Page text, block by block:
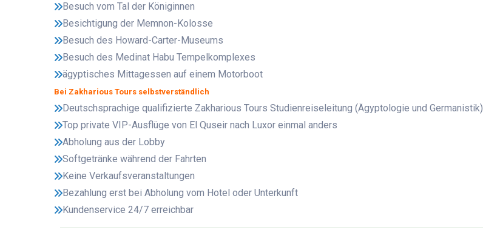
Besuch vom Tal der Königinnen
Besichtigung der Memnon-Kolosse
Besuch des Howard-Carter-Museums
Besuch des Medinat Habu Tempelkomplexes
ägyptisches Mittagessen auf einem Motorboot
Bei Zakharious Tours selbstverständlich
Deutschsprachige qualifizierte Zakharious Tours Studienreiseleitung (Ägyptologie und Germanistik)
Top private VIP-Ausflüge von El Quseir nach Luxor einmal anders
Abholung aus der Lobby
Softgetränke während der Fahrten
Keine Verkaufsveranstaltungen
Bezahlung erst bei Abholung vom Hotel oder Unterkunft
Kundenservice 24/7 erreichbar